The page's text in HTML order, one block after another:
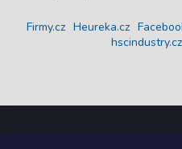
Firmy.cz Heureka.cz
hscindustry.cz